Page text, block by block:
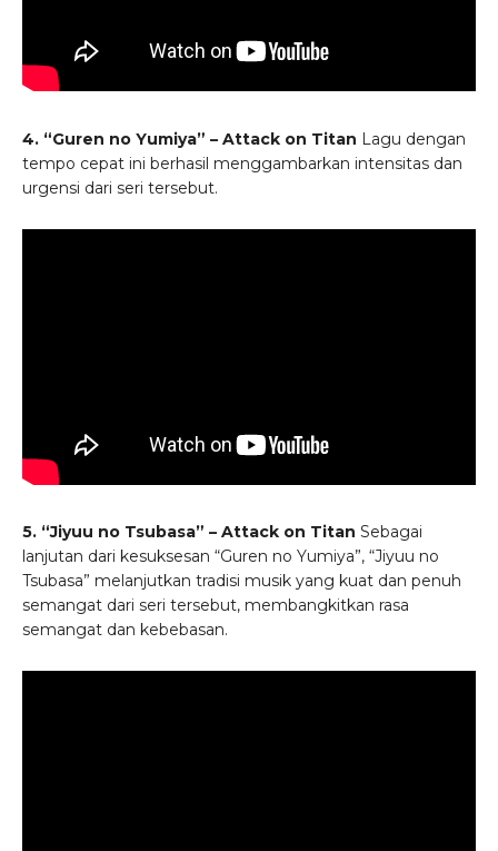
4. “Guren no Yumiya” – Attack on Titan Lagu dengan
tempo cepat ini berhasil menggambarkan intensitas dan
urgensi dari seri tersebut.
5. “Jiyuu no Tsubasa” – Attack on Titan Sebagai
lanjutan dari kesuksesan “Guren no Yumiya”, “Jiyuu no
Tsubasa” melanjutkan tradisi musik yang kuat dan penuh
semangat dari seri tersebut, membangkitkan rasa
semangat dan kebebasan.